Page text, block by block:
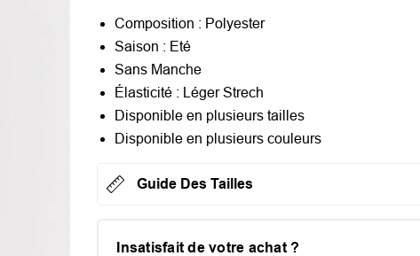
Composition : Polyester
Saison : Eté
Sans Manche
Élasticité :
Léger Strech
Disponible en plusieurs tailles
Disponible en plusieurs couleurs
Guide Des Tailles
Insatisfait de votre achat ?